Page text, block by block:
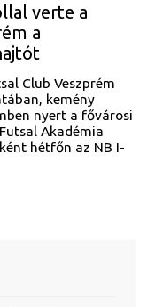
verte a
a
Club Veszprém
kemény
nyert a fővárosi
Akadémia
hétfőn az NB I-